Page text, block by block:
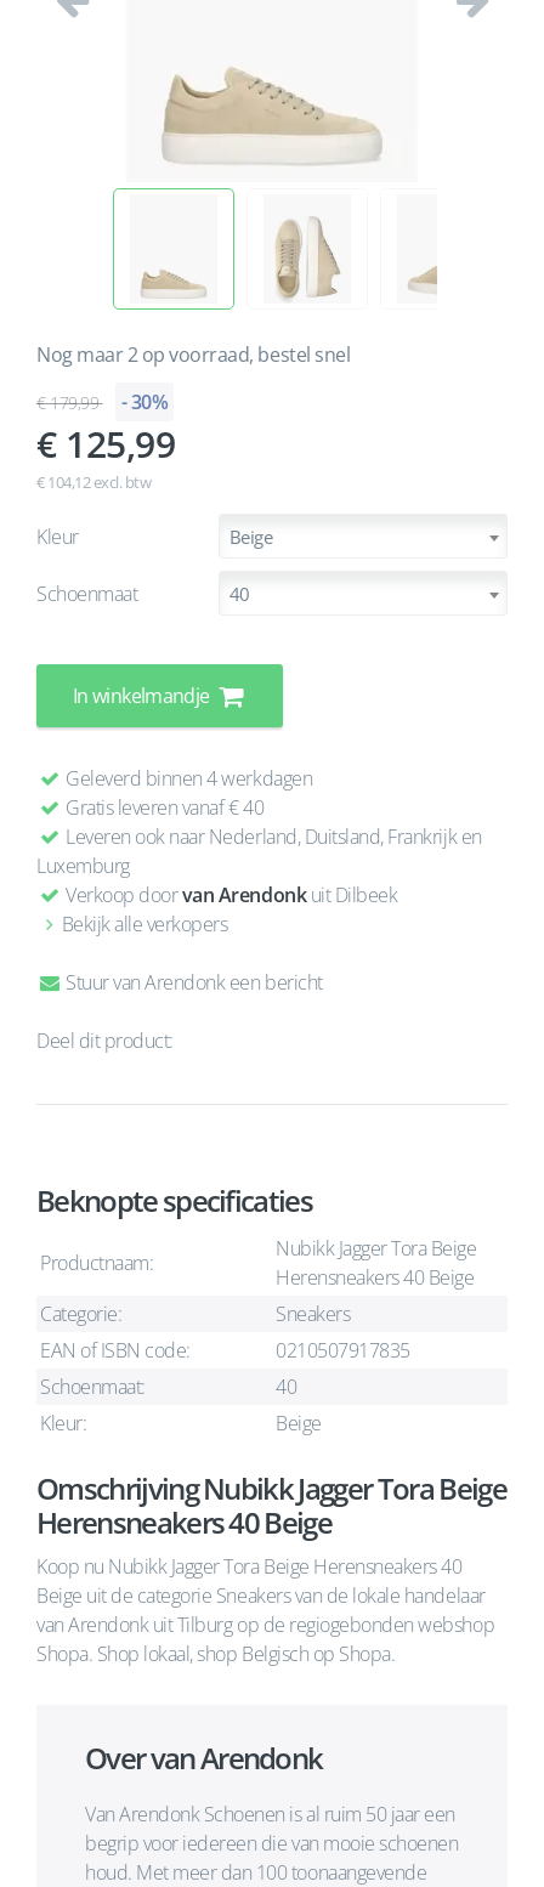
Vorige
Nog maar 2 op voorraad, bestel snel
179,99 - 30%
125,99
€ 104,12 excl. btw
Kleur Beige
Schoenmaat 40
In winkelmandje
Geleverd binnen 4 werkdagen
Gratis leveren vanaf € 40
Leveren ook naar Nederland, Duitsland, Frankrijk en
Luxemburg
Verkoop doorvan Arendonkuit Dilbeek
Bekijk alle verkopers
Stuur van Arendonk een bericht
Deel dit product:
Beknopte specificaties
Productnaam:
Nubikk Jagger Tora Beige
Herensneakers 40 Beige
Categorie:
Sneakers
EAN of ISBN code:
0210507917835
Schoenmaat:
40
Kleur:
Beige
Omschrijving Nubikk Jagger Tora Beige
Herensneakers 40 Beige
Koop nu Nubikk Jagger Tora Beige Herensneakers 40
Beige uit de categorie Sneakers van de lokale handelaar
van Arendonk uit Tilburg op de regiogebonden webshop
Shopa. Shop lokaal, shop Belgisch op Shopa.
Over van Arendonk
Van Arendonk Schoenen is al ruim 50 jaar een
begrip voor iedereen die van mooie schoenen
houd. Met meer dan 100 toonaangevende